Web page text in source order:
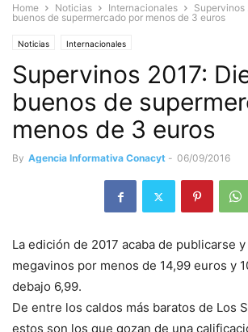
Home Noticias Internacionales
Supervinos
buenos de supermercado por menos de 3 euros
Noticias Internacionales
Supervinos 2017:
buenos de
menos de 3 euros
By Agencia Informativa Conacyt - 06/09/2016
La edición de 2017 acaba de publicarse
megavinos por menos de 14,99 euros y
debajo 6,99.
De entre los caldos más baratos de Los
estos son los que gozan de una